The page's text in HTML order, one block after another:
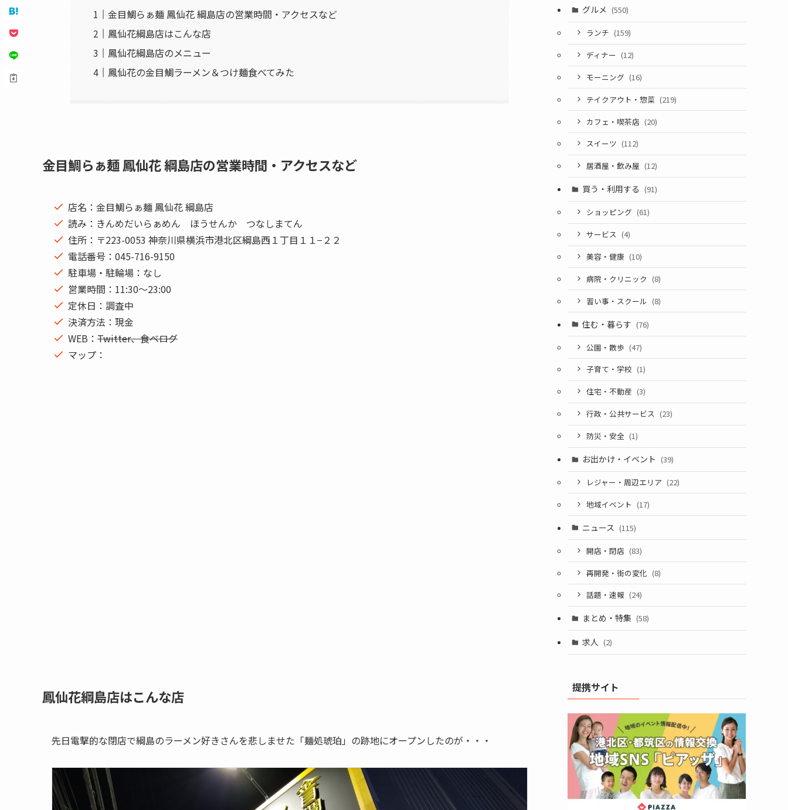
金目鯛らぁ麺 鳳仙花 綱島店の営業時間・アクセスなど
鳳仙花綱島店はこんな店
鳳仙花綱島店のメニュー
鳳仙花の金目鯛ラーメン＆つけ麺食べてみた
金目鯛らぁ麺 鳳仙花 綱島店の営業時間・アクセスなど
店名：金目鯛らぁ麺 鳳仙花 綱島店
読み：きんめだいらぁめん ほうせんか つなしまてん
住所：〒223-0053 神奈川県横浜市港北区綱島西１丁目１１−２２
電話番号：045-716-9150
駐車場・駐輪場：なし
営業時間：11:30～23:00
定休日：調査中
決済方法：現金
WEB： Twitter、食べログ
マップ：
鳳仙花綱島店はこんな店
先日電撃的な閉店で綱島のラーメン好きさんを悲しませた「麺処琥珀」の跡地にオープンしたのが・・・
グルメ (550)
ランチ (159)
ディナー (12)
モーニング (16)
テイクアウト・惣菜 (219)
カフェ・喫茶店 (20)
スイーツ (112)
居酒屋・飲み屋 (12)
買う・利用する (91)
ショッピング (61)
サービス (4)
美容・健康 (10)
病院・クリニック (8)
習い事・スクール (8)
住む・暮らす (76)
公園・散歩 (47)
子育て・学校 (1)
住宅・不動産 (3)
行政・公共サービス (23)
防災・安全 (1)
お出かけ・イベント (39)
レジャー・周辺エリア (22)
地域イベント (17)
ニュース (115)
開店・閉店 (83)
再開発・街の変化 (8)
話題・速報 (24)
まとめ・特集 (58)
求人 (2)
提携サイト